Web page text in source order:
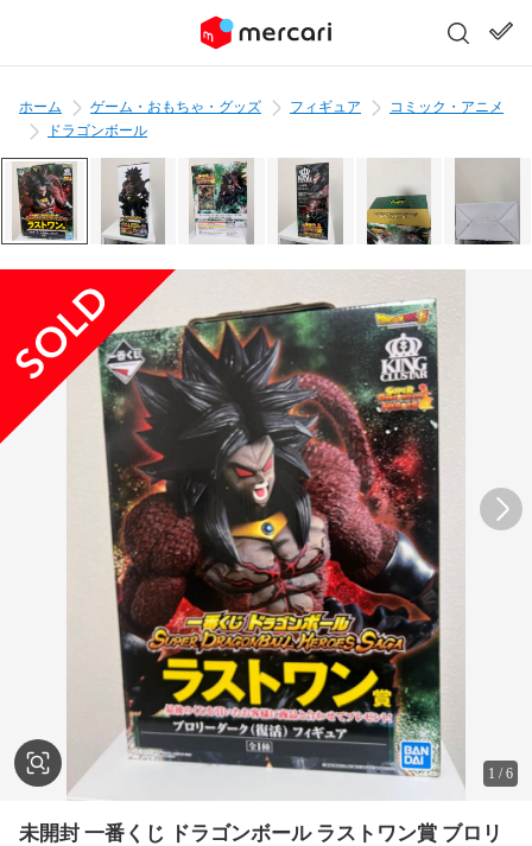
ホーム ゲーム・おもちゃ・グッズ フィギュア
コミック・アニメ
ドラゴンボール
1 /6
未開封 一番くじ ドラゴンボール ラストワン賞 ブロリ